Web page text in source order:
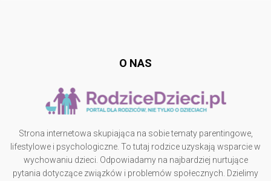
O NAS
Strona internetowa skupiająca na sobie tematy parentingowe,
lifestylowe i psychologiczne. To tutaj rodzice uzyskają wsparcie w
wychowaniu dzieci. Odpowiadamy na najbardziej nurtujące
pytania dotyczące związków i problemów społecznych. Dzielimy